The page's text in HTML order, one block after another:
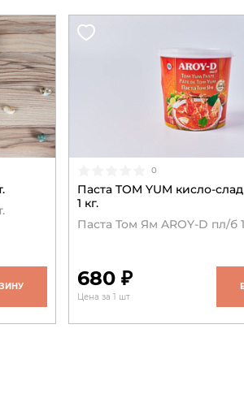
0
Паста TOM YUM кисло-
1 кг.
Паста Том Ям AROY-D пл/б
680 ₽
Цена за 1 шт